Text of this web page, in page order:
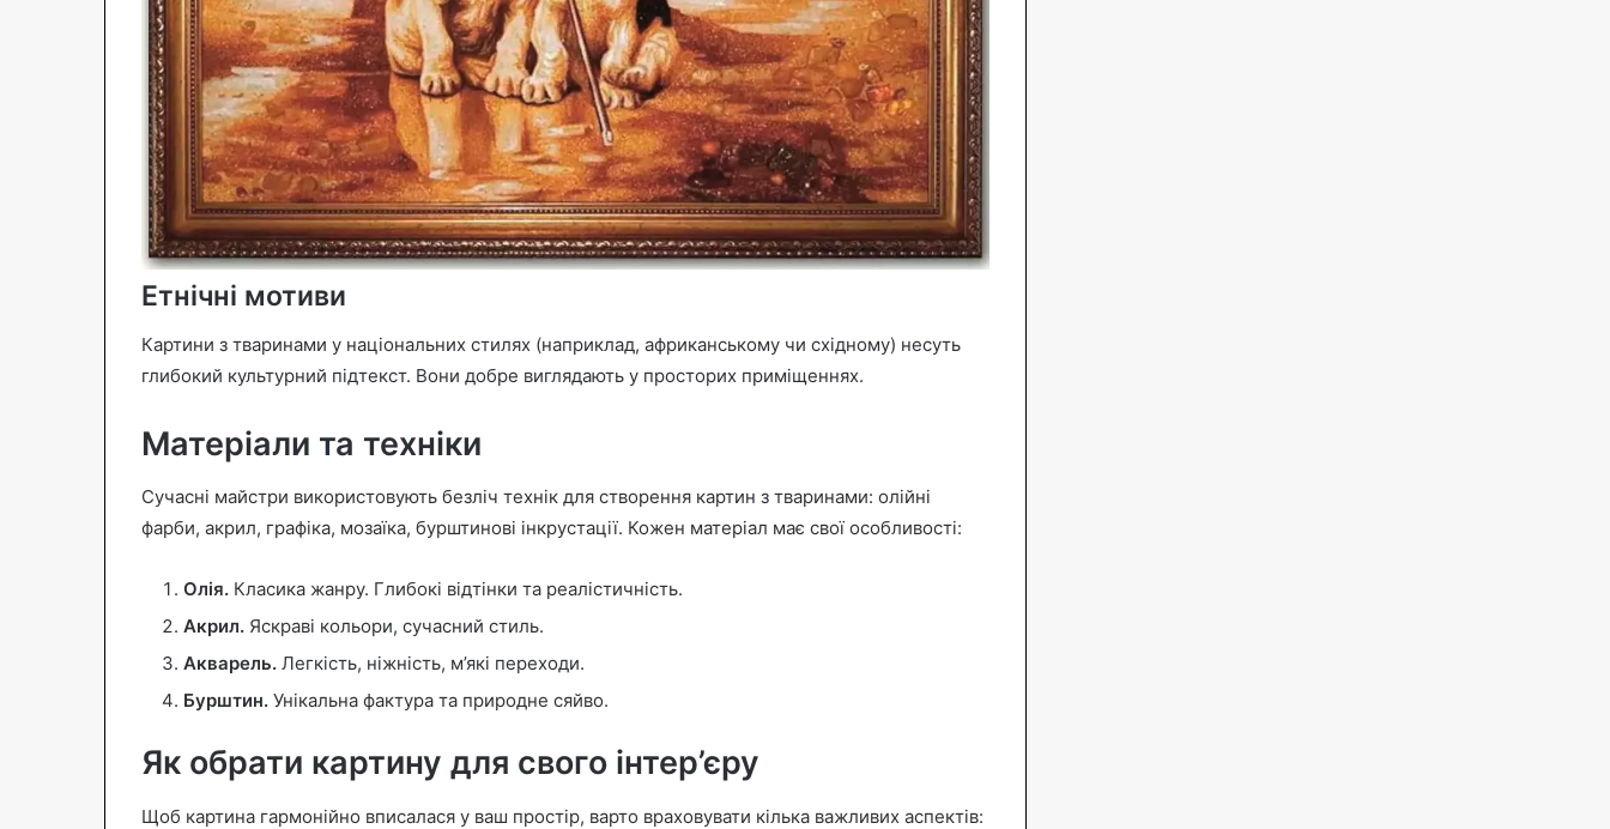
Етнічні мотиви
Картини з тваринами у національних стилях (наприклад, африканському чи східному) несуть
глибокий культурний підтекст. Вони добре виглядають у просторих приміщеннях.
Матеріали та техніки
Сучасні майстри використовують безліч технік для створення картин з тваринами: олійні
фарби, акрил, графіка, мозаїка, бурштинові інкрустації. Кожен матеріал має свої особливості:
Олія. Класика жанру. Глибокі відтінки та реалістичність.
Акрил. Яскраві кольори, сучасний стиль.
Акварель. Легкість, ніжність, м’які переходи.
Бурштин. Унікальна фактура та природне сяйво.
Як обрати картину для свого інтер’єру
Щоб картина гармонійно вписалася у ваш простір, варто враховувати кілька важливих аспектів: